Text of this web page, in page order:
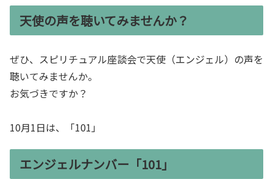
天使の声を聴いてみませんか？
ぜひ、スピリチュアル座談会で天使（エンジェル）の声を
聴いてみませんか。
お気づきですか？
10月1日は、「101」
エンジェルナンバー「101」